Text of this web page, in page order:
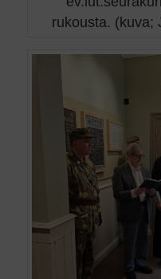
rukousta. (kuva;